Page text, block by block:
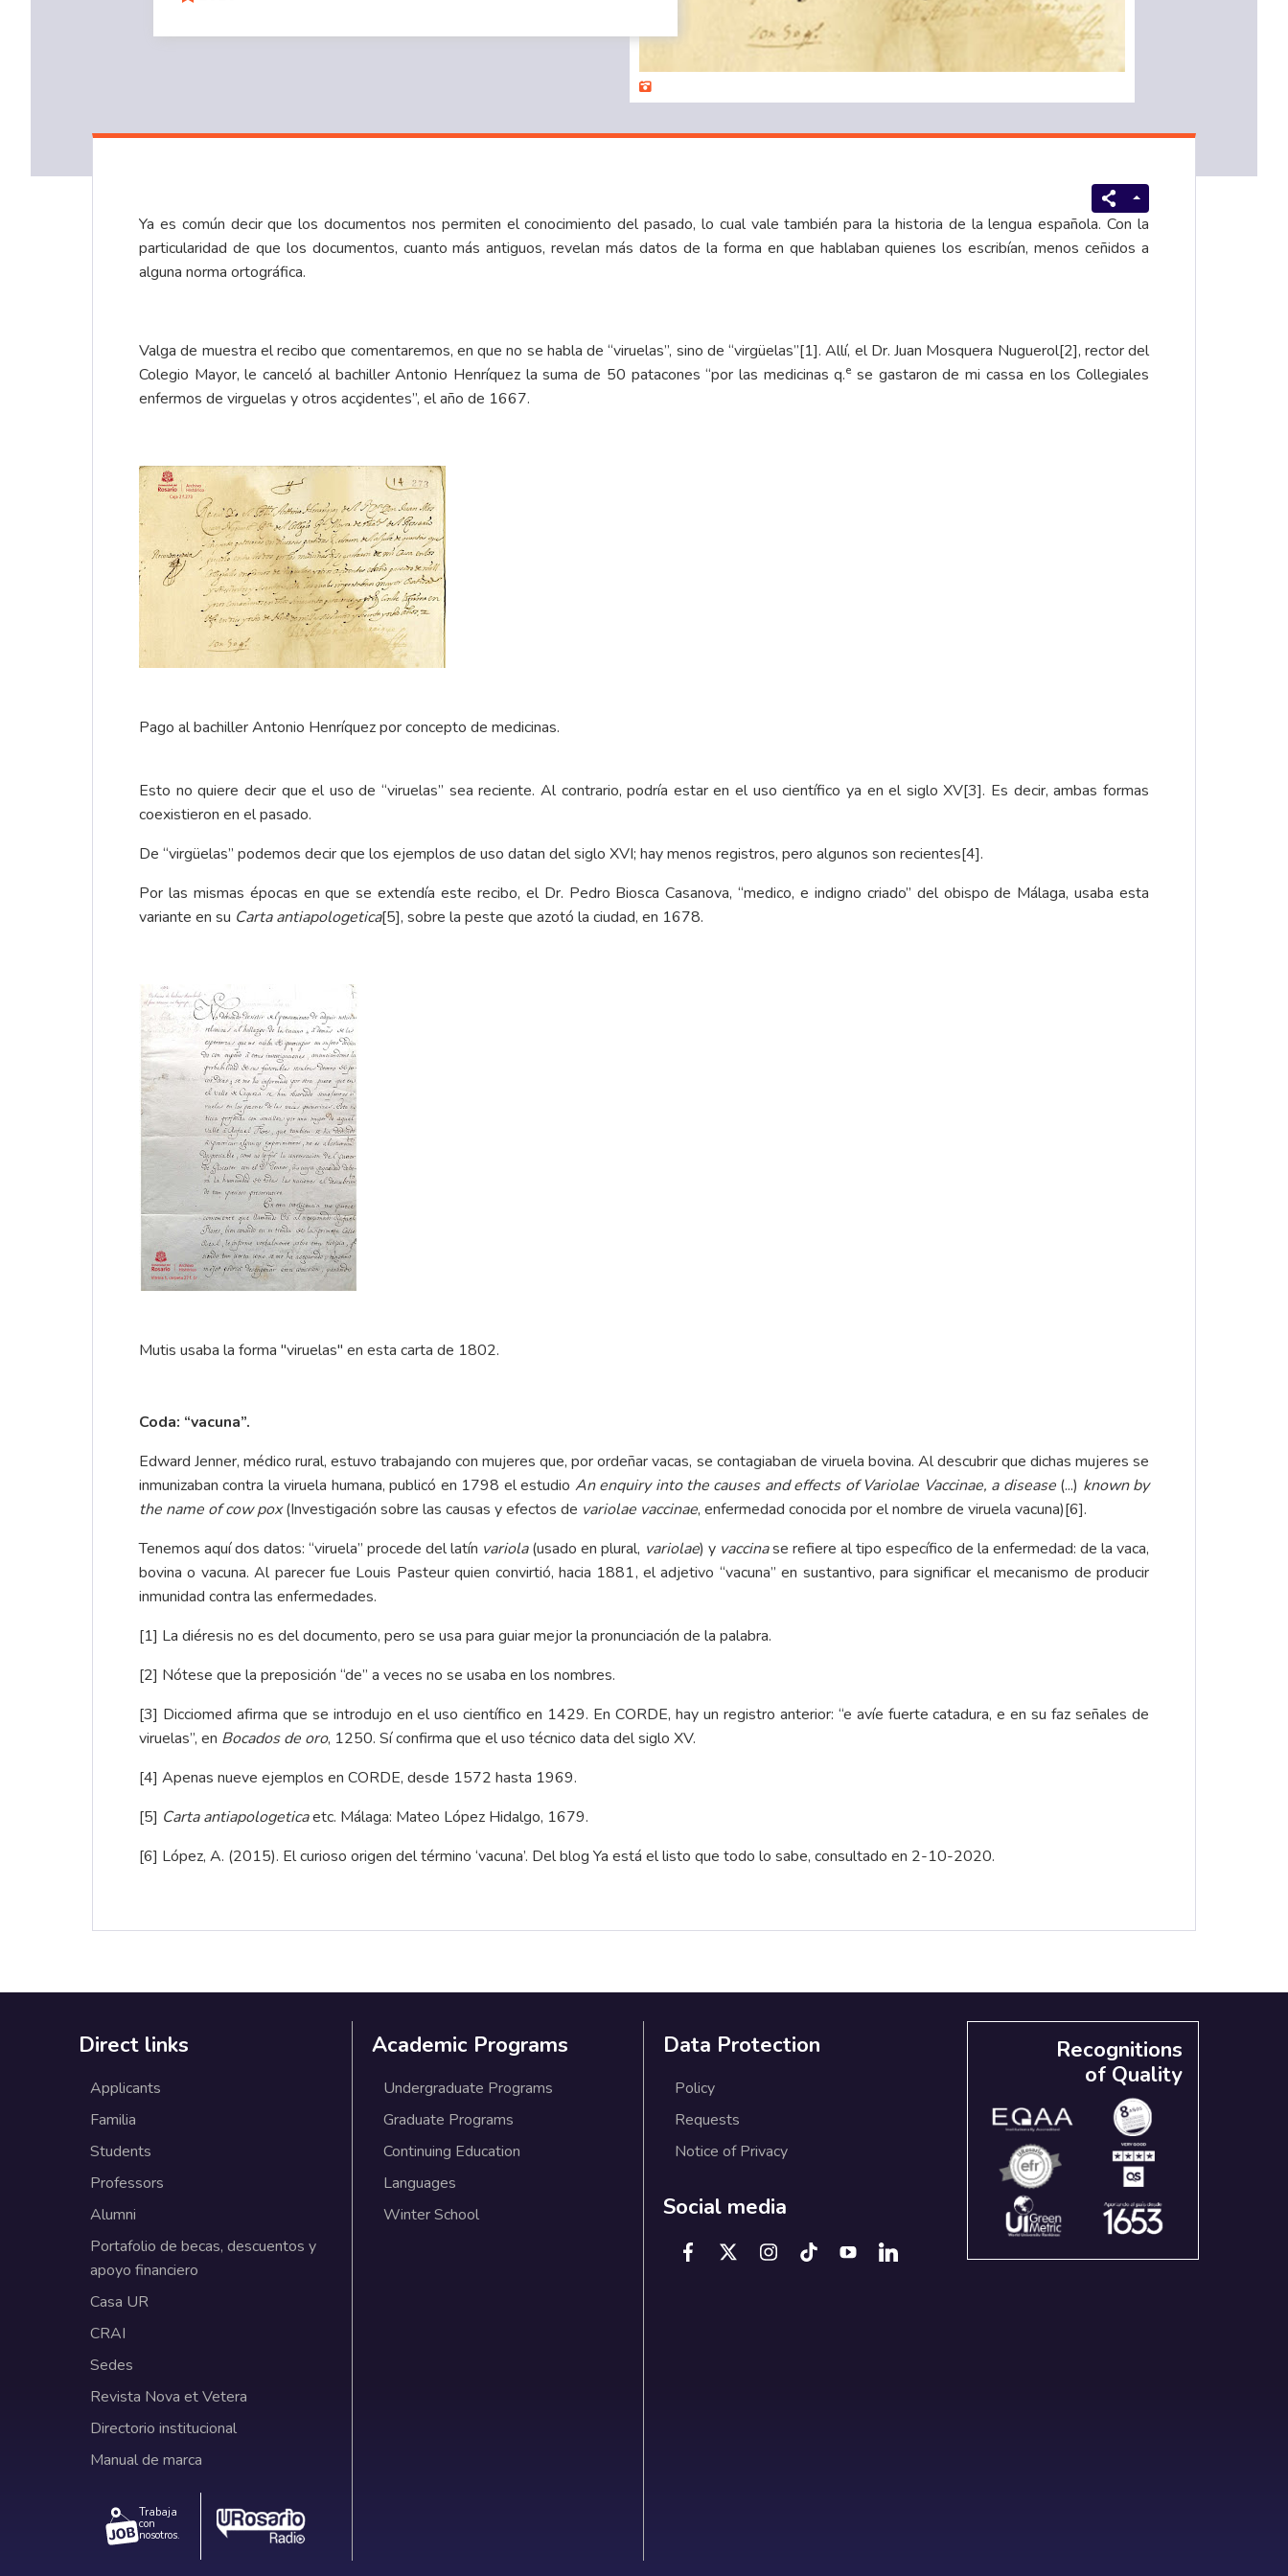
Ya es común decir que los documentos nos permiten el conocimiento del pasado, lo cual vale también para la historia de la lengua española. Con la
particularidad de que los documentos, cuanto más antiguos, revelan más datos de la forma en que hablaban quienes los escribían, menos ceñidos a
alguna norma ortográfica.
Valga de muestra el recibo que comentaremos, en que no se habla de “viruelas”, sino de “virgüelas”[1]. Allí, el Dr. Juan Mosquera Nuguerol[2], rector del
Colegio Mayor, le canceló al bachiller Antonio Henríquez la suma de 50 patacones “por las medicinas q.e se gastaron de mi cassa en los Collegiales
enfermos de virguelas y otros acçidentes”, el año de 1667.
Pago al bachiller Antonio Henríquez por concepto de medicinas.
Esto no quiere decir que el uso de “viruelas” sea reciente. Al contrario, podría estar en el uso científico ya en el siglo XV[3]. Es decir, ambas formas
coexistieron en el pasado.
De “virgüelas” podemos decir que los ejemplos de uso datan del siglo XVI; hay menos registros, pero algunos son recientes[4].
Por las mismas épocas en que se extendía este recibo, el Dr. Pedro Biosca Casanova, “medico, e indigno criado” del obispo de Málaga, usaba esta
variante en su Carta antiapologetica[5], sobre la peste que azotó la ciudad, en 1678.
Mutis usaba la forma "viruelas" en esta carta de 1802.
Coda: “vacuna”.
Edward Jenner, médico rural, estuvo trabajando con mujeres que, por ordeñar vacas, se contagiaban de viruela bovina. Al descubrir que dichas mujeres se
inmunizaban contra la viruela humana, publicó en 1798 el estudio An enquiry into the causes and effects of Variolae Vaccinae, a disease(...) known by
the name of cow pox(Investigación sobre las causas y efectos de variolae vaccinae, enfermedad conocida por el nombre de viruela vacuna)[6].
Tenemos aquí dos datos: “viruela” procede del latín variola(usado en plural, variolae) y vaccinase refiere al tipo específico de la enfermedad: de la vaca,
bovina o vacuna. Al parecer fue Louis Pasteur quien convirtió, hacia 1881, el adjetivo “vacuna” en sustantivo, para significar el mecanismo de producir
inmunidad contra las enfermedades.
[1] La diéresis no es del documento, pero se usa para guiar mejor la pronunciación de la palabra.
[2] Nótese que la preposición “de” a veces no se usaba en los nombres.
[3] Dicciomed afirma que se introdujo en el uso científico en 1429. EnCORDE, hay un registro anterior: “e avíe fuerte catadura, e en su faz señales de
viruelas”, en Bocados de oro, 1250. Sí confirma que el uso técnico data del siglo XV.
[4] Apenas nueve ejemplos en CORDE, desde 1572 hasta 1969.
[5] Carta antiapologeticaetc. Málaga: Mateo López Hidalgo, 1679.
[6] López, A. (2015). El curioso origen del término ‘vacuna’. Del blog Ya está el listo que todo lo sabe, consultado en 2-10-2020.
Direct links
Applicants
Familia
Students
Professors
Alumni
Portafolio de becas, descuentos y
apoyo financiero
Casa UR
CRAI
Sedes
Revista Nova et Vetera
Directorio institucional
Manual de marca
Trabaja
con
nosotros.
Academic Programs
Undergraduate Programs
Graduate Programs
Continuing Education
Languages
Winter School
Data Protection
Policy
Requests
Notice of Privacy
Social media
Recognitions
of Quality